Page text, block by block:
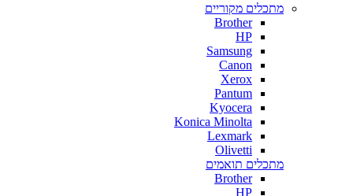
מתכלים מקוריים
Brother
HP
Samsung
Canon
Xerox
Pantum
Kyocera
Konica Minolta
Lexmark
Olivetti
מתכלים תואמים
Brother
HP